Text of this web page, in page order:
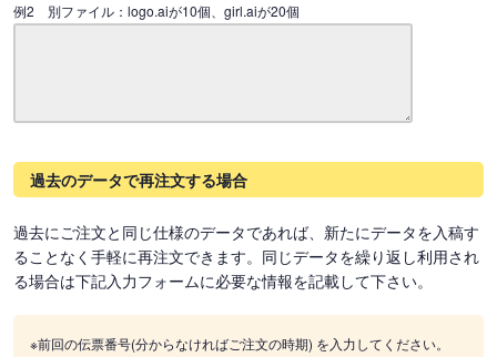
例2 別ファイル：logo.aiが10個、girl.aiが20個
過去のデータで再注文する場合
過去にご注文と同じ仕様のデータであれば、新たにデータを入稿す
ることなく手軽に再注文できます。同じデータを繰り返し利用され
る場合は下記入力フォームに必要な情報を記載して下さい。
※前回の伝票番号(分からなければご注文の時期) を入力してください。